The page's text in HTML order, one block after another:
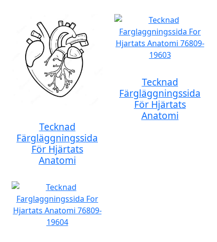
Tecknad
Färgläggningssida
För Hjärtats
Anatomi
Tecknad
Färgläggningssida
För Hjärtats
Anatomi